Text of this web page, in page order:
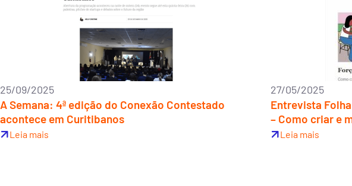
25/09/2025
A Semana: 4ª edição do Conexão Contestado
acontece em Curitibanos
Leia mais
27/05/2025
Entrevista
– Como criar e
Leia mais